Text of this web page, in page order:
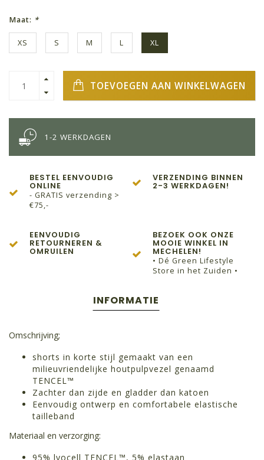
Maat: *
XS S M L XL
TOEVOEGEN AAN WINKELWAGEN
1-2 WERKDAGEN
BESTEL EENVOUDIG
ONLINE
- GRATIS verzending >
€75,-
VERZENDING BINNEN
2-3 WERKDAGEN!
EENVOUDIG
RETOURNEREN &
OMRUILEN
BEZOEK OOK ONZE
MOOIE WINKEL IN
MECHELEN!
• Dé Green Lifestyle
Store in het Zuiden •
INFORMATIE
Omschrijving;
shorts in korte stijl gemaakt van een
milieuvriendelijke houtpulpvezel genaamd
TENCEL™
Zachter dan zijde en gladder dan katoen
Eenvoudig ontwerp en comfortabele elastische
tailleband
Materiaal en verzorging:
95% lyocell TENCEL™, 5% elastaan